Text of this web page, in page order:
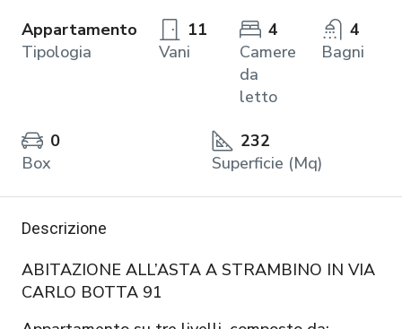
Appartamento
Tipologia
11
Vani
4
Camere
da
letto
4
Bagni
0
Box
232
Superficie (Mq)
Descrizione
ABITAZIONE ALL’ASTA A STRAMBINO IN VIA
CARLO BOTTA 91